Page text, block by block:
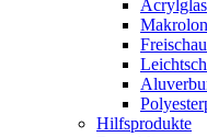
Acrylglas
Makrolon
Hilfsprodukte